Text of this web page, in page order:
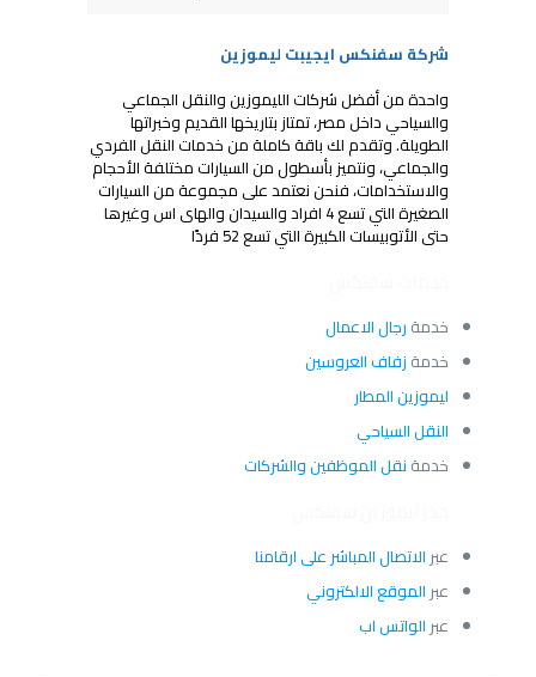
شركة سفنكس ايجيبت ليموزين
واحدة من أفضل شركات الليموزين والنقل الجماعي
والسياحي داخل مصر، تمتاز بتاريخها القديم وخبراتها
الطويلة. وتقدم لك باقة كاملة من خدمات النقل الفردي
والجماعي، ونتميز بأسطول من السيارات مختلفة الأحجام
والاستخدامات، فنحن نعتمد على مجموعة من السيارات
الصغيرة التي تسع 4 افراد والسيدان والهاى اس وغيرها
حتى الأتوبيسات الكبيرة التي تسع 52 فردًا
خدمة رجال الاعمال
خدمة زفاف العروسين
ليموزين المطار
النقل السياحي
خدمة نقل الموظفين والشركات
عبر الاتصال المباشر على ارقامنا
عبر الموقع الالكتروني
عبر الواتس اب